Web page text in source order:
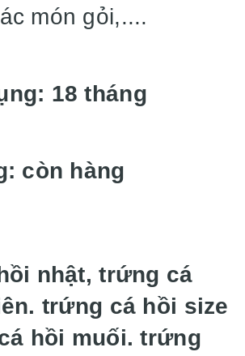
món gỏi,....
18 tháng
còn hàng
nhật, trứng cá
trứng cá hồi size
hồi muối. trứng